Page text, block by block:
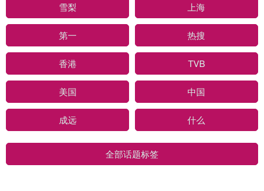
雪梨 上海
第一 热搜
香港 TVB
美国 中国
成远 什么
全部话题标签